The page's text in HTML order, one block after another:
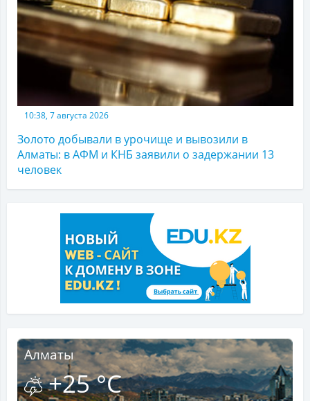
10:38, 7 августа 2026
Золото добывали в урочище и вывозили в
Алматы: в АФМ и КНБ заявили о задержании 13
человек
Алматы
+25 °C